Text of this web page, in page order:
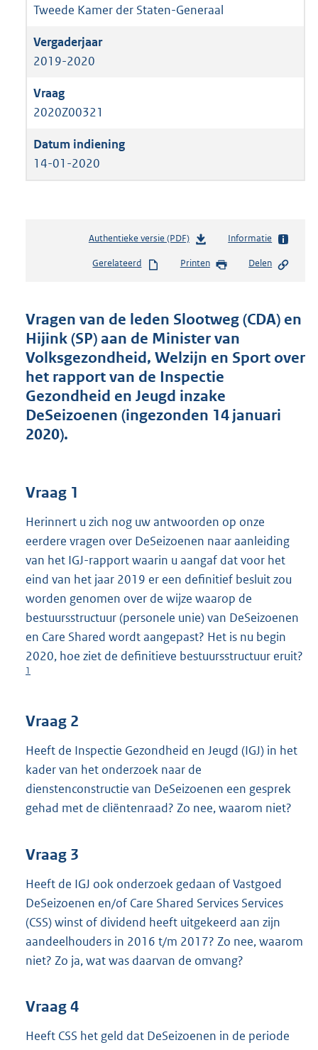
Tweede Kamer der Staten-Generaal
2019-2020
2020Z00321
14-01-2020
Authentieke versie (PDF)b
s
d
s
g
r
o
t
b
Informatie
Gerelateerd Printen Delen
Vragen van de leden Slootweg (CDA) en
Hijink (SP) aan de Minister van
Volksgezondheid, Welzijn en Sport over
het rapport van de Inspectie
Gezondheid en Jeugd inzake
DeSeizoenen (ingezonden 14 januari
2020).
Vraag 1
Herinnert u zich nog uw antwoorden op onze
eerdere vragen over DeSeizoenen naar aanleiding
van het IGJ-rapport waarin u aangaf dat voor het
eind van het jaar 2019 er een definitief besluit zou
worden genomen over de wijze waarop de
bestuursstructuur (personele unie) van DeSeizoenen
en Care Shared wordt aangepast? Het is nu begin
2020, hoe ziet de definitieve bestuursstructuur eruit?
1
Vraag 2
Heeft de Inspectie Gezondheid en Jeugd (IGJ) in het
kader van het onderzoek naar de
dienstenconstructie van DeSeizoenen een gesprek
gehad met de cliëntenraad? Zo nee, waarom niet?
Vraag 3
Heeft de IGJ ook onderzoek gedaan of Vastgoed
DeSeizoenen en/of Care Shared Services Services
(CSS) winst of dividend heeft uitgekeerd aan zijn
aandeelhouders in 2016 t/m 2017? Zo nee, waarom
niet? Zo ja, wat was daarvan de omvang?
Vraag 4
Heeft CSS het geld dat DeSeizoenen in de periode